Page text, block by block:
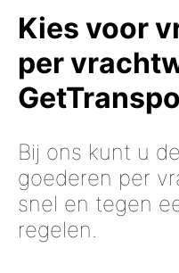
Kies voor
per
Bij ons kunt u
goederen per
snel en tegen
regelen.